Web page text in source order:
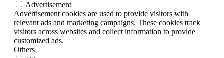
Advertisement
Advertisement cookies are used to provide visitors with
relevant ads and marketing campaigns. These cookies track
visitors across websites and collect information to provide
customized ads.
Others